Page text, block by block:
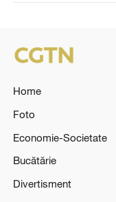
Home
Foto
Economie-Societate
Bucătărie
Divertisment